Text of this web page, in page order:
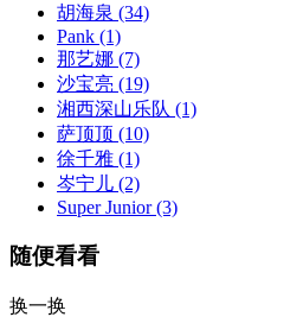
胡海泉 (34)
Pank (1)
那艺娜 (7)
沙宝亮 (19)
湘西深山乐队 (1)
萨顶顶 (10)
徐千雅 (1)
岑宁儿 (2)
Super Junior(3)
随便看看
换一换